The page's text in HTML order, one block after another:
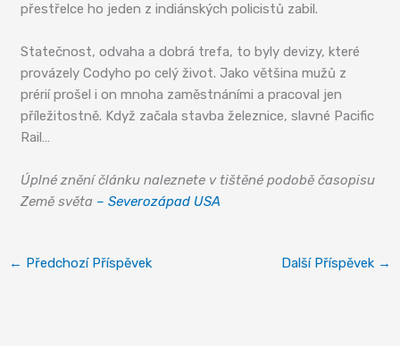
přestřelce ho jeden z indiánských policistů zabil.
Statečnost, odvaha a dobrá trefa, to byly devizy, které
provázely Codyho po celý život. Jako většina mužů z
prérií prošel i on mnoha zaměstnáními a pracoval jen
příležitostně. Když začala stavba železnice, slavné Pacific
Rail…
Úplné znění článku naleznete v tištěné podobě časopisu
Země světa – Severozápad USA
← Předchozí Příspěvek Další Příspěvek →